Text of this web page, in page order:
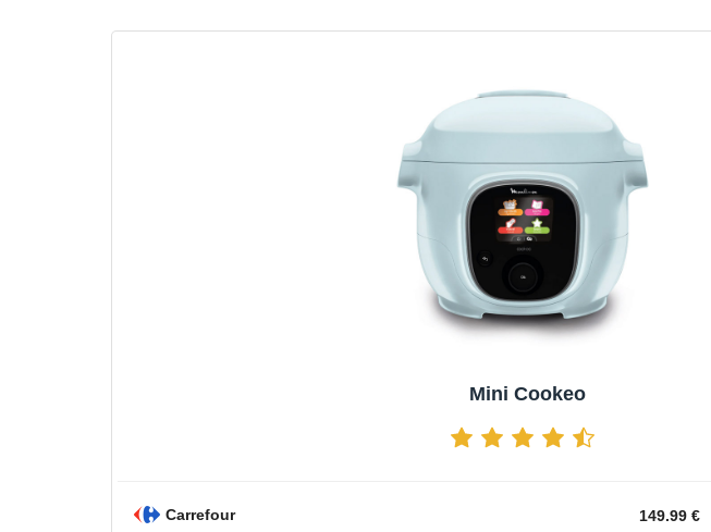
Mini Cookeo
Carrefour 149.99 €